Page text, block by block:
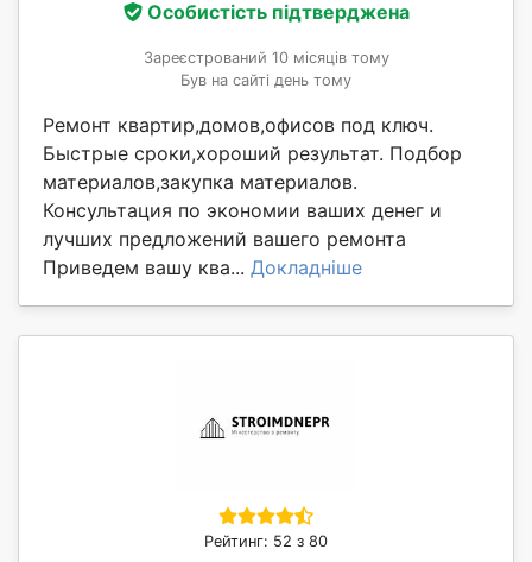
Особистість підтверджена
Зареєстрований 10 місяців тому
Був на сайті день тому
Ремонт квартир,домов,офисов под ключ.
Быстрые сроки,хороший результат. Подбор
материалов,закупка материалов.
Консультация по экономии ваших денег и
лучших предложений вашего ремонта
Приведем вашу ква... Докладніше
Рейтинг: 52 з 80